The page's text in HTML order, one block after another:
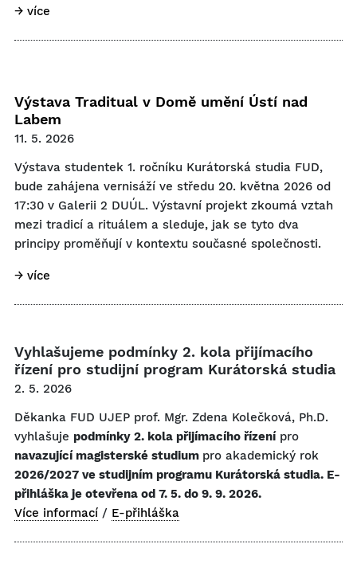
→ více
Výstava Traditual v Domě umění Ústí nad
Labem
11. 5. 2026
Výstava studentek 1. ročníku Kurátorská studia FUD,
bude zahájena vernisáží ve středu 20. května 2026 od
17:30 v Galerii 2 DUÚL. Výstavní projekt zkoumá vztah
mezi tradicí a rituálem a sleduje, jak se tyto dva
principy proměňují v kontextu současné společnosti.
→ více
Vyhlašujeme podmínky 2. kola přijímacího
řízení pro studijní program Kurátorská studia
2. 5. 2026
Děkanka FUD UJEP prof. Mgr. Zdena Kolečková, Ph.D.
vyhlašuje podmínky 2. kola přijímacího řízenípro
navazující magisterské studium pro akademický rok
2026/2027 ve studijním programu Kurátorská studia. E-
přihláška je otevřena od 7. 5. do 9. 9. 2026.
Více informací / E-přihláška